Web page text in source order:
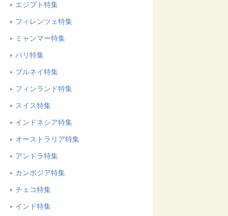
エジプト特集
フィレンツェ特集
ミャンマー特集
パリ特集
ブルネイ特集
フィンランド特集
スイス特集
インドネシア特集
オーストラリア特集
アンドラ特集
カンボジア特集
チェコ特集
インド特集